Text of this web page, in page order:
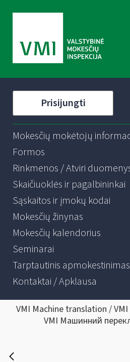
Prisijungti
Mokesčių mokėtojų
Formos
Rinkmenos / Atviri
Skaičiuoklės ir pagalbininkai
Sąskaitos ir įmokų kodai
Mokesčių žinynas
Mokesčių kalendorius
Seminarai
Tarptautinis apmokestinimas
Kontaktai / Apklausa
VMI Machine translation /
VMI Машинний